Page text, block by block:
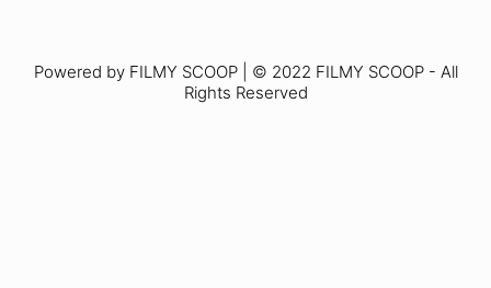
Powered by FILMY SCOOP | © 2022 FILMY SCOOP - All
Rights Reserved